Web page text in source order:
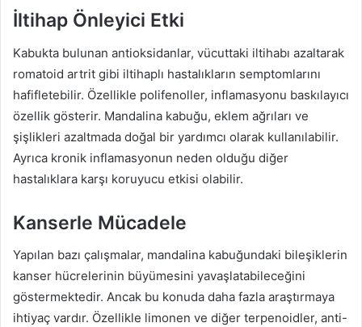
İltihap Önleyici Etki
Kabukta bulunan antioksidanlar, vücuttaki iltihabı azaltarak
romatoid artrit gibi iltihaplı hastalıkların semptomlarını
hafifletebilir. Özellikle polifenoller, inflamasyonu baskılayıcı
özellik gösterir. Mandalina kabuğu, eklem ağrıları ve
şişlikleri azaltmada doğal bir yardımcı olarak kullanılabilir.
Ayrıca kronik inflamasyonun neden olduğu diğer
hastalıklara karşı koruyucu etkisi olabilir.
Kanserle Mücadele
Yapılan bazı çalışmalar, mandalina kabuğundaki bileşiklerin
kanser hücrelerinin büyümesini yavaşlatabileceğini
göstermektedir. Ancak bu konuda daha fazla araştırmaya
ihtiyaç vardır. Özellikle limonen ve diğer terpenoidler, anti-